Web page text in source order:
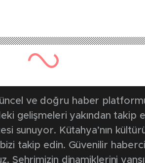
ve doğru haber
gelişmeleri yakından
sunuyor. Kütahya’nın
takip edin. Güvenilir
Şehrimizin dinamiklerini